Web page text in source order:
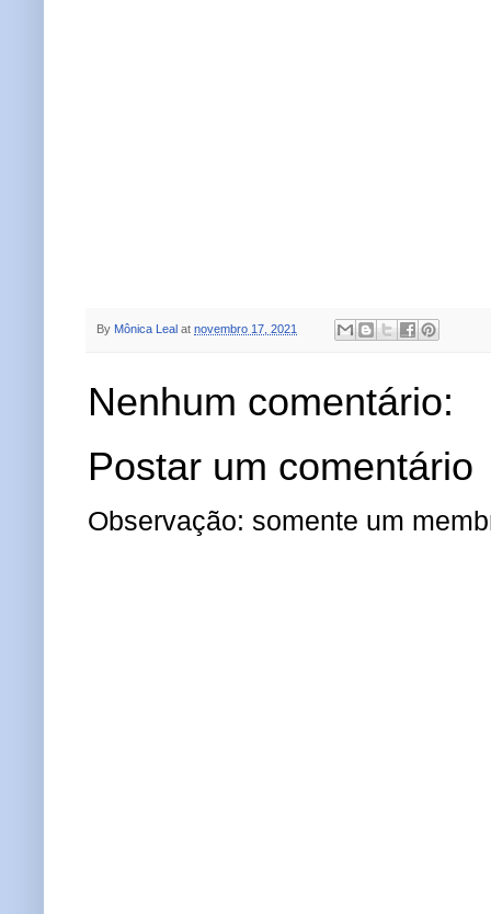
By Mônica Leal at novembro 17, 2021
Nenhum comentário:
Postar um comentário
Observação: somente um